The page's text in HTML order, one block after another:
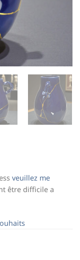
veuillez me
être difficile a